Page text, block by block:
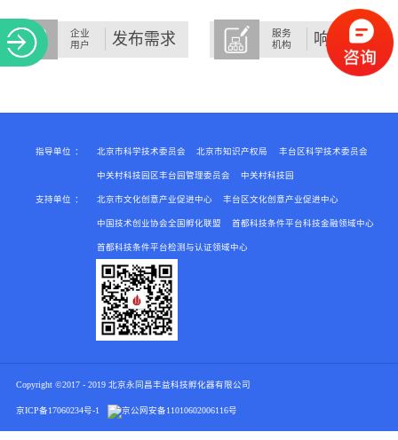
创新
关于
企业
用户
发布需求
服务
机构
响应需求
指导单位 ： 北京市科学技术委员会 北京市知识产权局 丰台区科学技术委员会
中关村科技园区丰台园管理委员会 中关村科技园
支持单位 ： 北京市文化创意产业促进中心 丰台区文化创意产业促进中心
中国技术创业协会全国孵化联盟 首都科技条件平台科技金融领域中心
首都科技条件平台检测与认证领域中心
Copyright ©2017 - 2019 北京永同昌丰益科技孵化器有限公司
京ICP备17060234号-1 京公网安备11010602006116号